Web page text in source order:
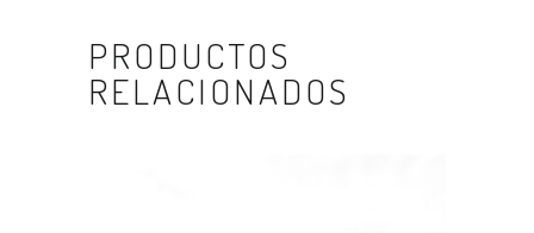
PRODUCTOS
RELACIONADOS